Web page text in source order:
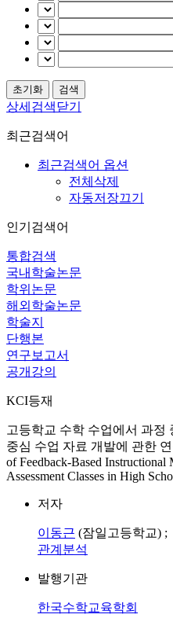
상세검색닫기
최근검색어
최근검색어 옵션
전체삭제
자동저장끄기
인기검색어
통합검색
국내학술논문
학위논문
해외학술논문
학술지
단행본
연구보고서
공개강의
KCI등재
고등학교 수학 수업에서 과정
중심 수업 자료 개발에 관한 연
of Feedback-Based Instructional
Assessment Classes in High
저자
이동근 (잠일고등학교) ;
관계분석
발행기관
한국수학교육학회